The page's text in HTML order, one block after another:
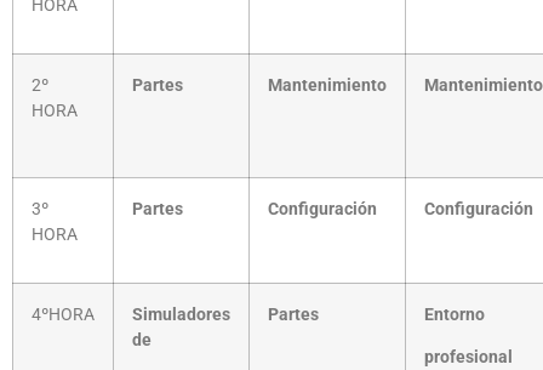
HORA
2º
HORA
Partes Mantenimiento Mantenimiento
3º
HORA
Partes Configuración Configuración
4ºHORA Simuladores
de
Partes Entorno
profesional